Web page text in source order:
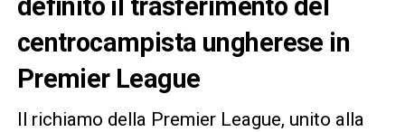
definito il trasferimento del
centrocampista ungherese in
Premier League
Il richiamo della Premier League, unito alla